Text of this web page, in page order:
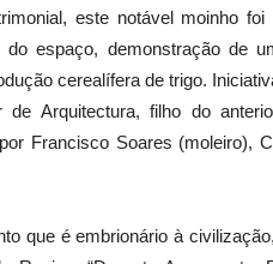
este notável moinho
espaço, demonstração de
cerealífera de trigo.
de Arquitectura, filho do
Francisco Soares (moleiro),
que é embrionário à